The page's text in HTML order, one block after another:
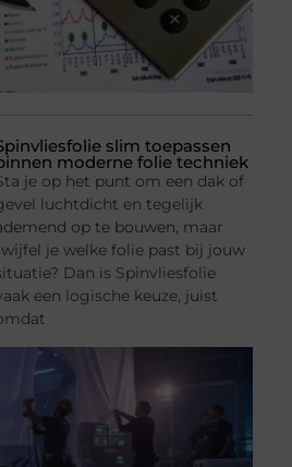
slim toepassen
moderne folie techniek
je op het punt om een dak of
luchtdicht en tegelijk
op te bouwen, maar
je welke folie past bij jouw
Dan is Spinvliesfolie
een logische keuze, juist